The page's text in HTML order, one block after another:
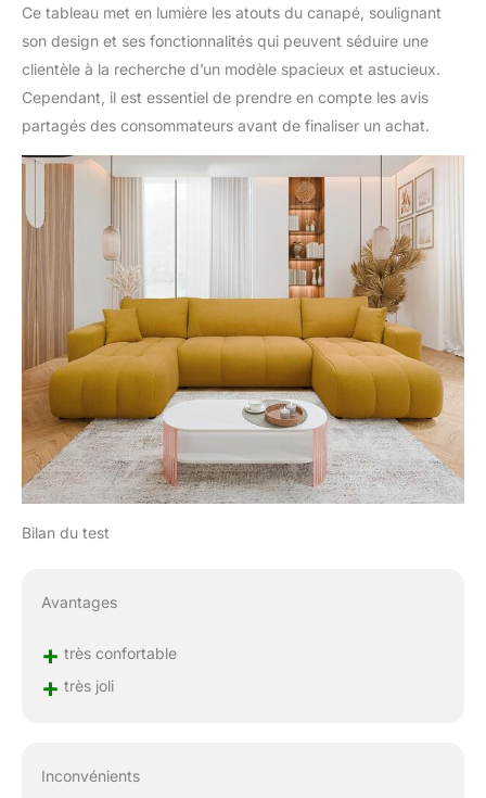
Ce tableau met en lumière les atouts du canapé, soulignant
son design et ses fonctionnalités qui peuvent séduire une
clientèle à la recherche d’un modèle spacieux et astucieux.
Cependant, il est essentiel de prendre en compte les avis
partagés des consommateurs avant de finaliser un achat.
Bilan du test
Avantages
+ très confortable
+ très joli
Inconvénients